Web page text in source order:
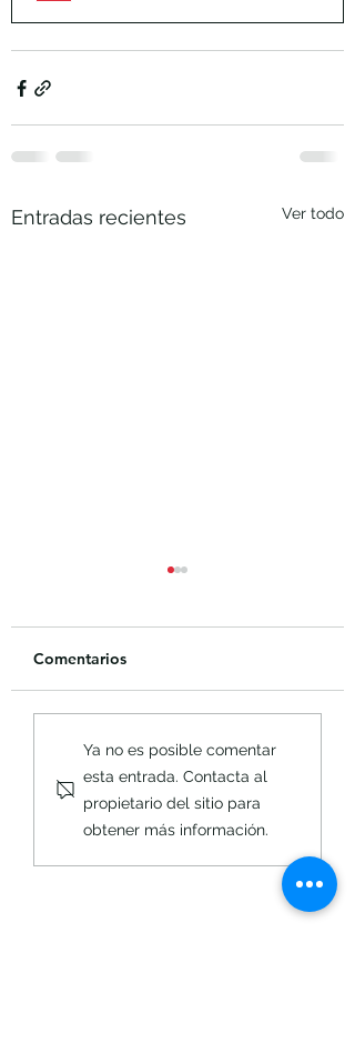
Entradas recientes Ver todo
COLEGIO ES LIBRE DE
CELULARES! 🏫✨
Comentarios
Ya no es posible comentar
esta entrada. Contacta al
propietario del sitio para
obtener más información.